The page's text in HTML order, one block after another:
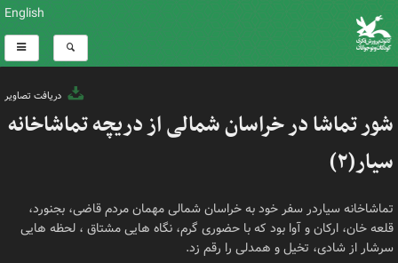
English
دریافت تصاویر
شور تماشا در خراسان شمالی از دریچه تماشاخانه
سیار(۲)
تماشاخانه سیاردر سفر خود به خراسان شمالی مهمان مردم قاضی، بجنورد،
قلعه خان، ارکان و آوا بود که با حضوری گرم، نگاه هایی مشتاق ، لحظه هایی
سرشار از شادی، تخیل و همدلی را رقم زد.